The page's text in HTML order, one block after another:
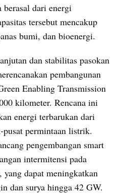
berasal dari energi
tersebut mencakup
bumi, dan bioenergi.
dan stabilitas pasokan
pembangunan
Enabling Transmission
kilometer. Rencana ini
energi terbarukan dari
pusat permintaan listrik.
pengembangan smart
intermitensi pada
yang dapat meningkatkan
dan surya hingga 42 GW.